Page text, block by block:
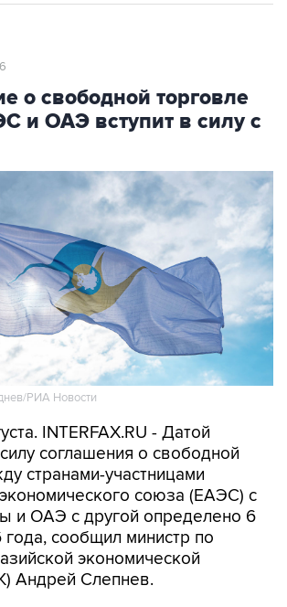
о свободной торговле
и ОАЭ вступит в силу с
РИА Новости
INTERFAX.RU - Датой
соглашения о свободной
странами-участницами
союза (ЕАЭС) с
и ОАЭ с другой определено 6
сообщил министр по
экономической
Андрей Слепнев.